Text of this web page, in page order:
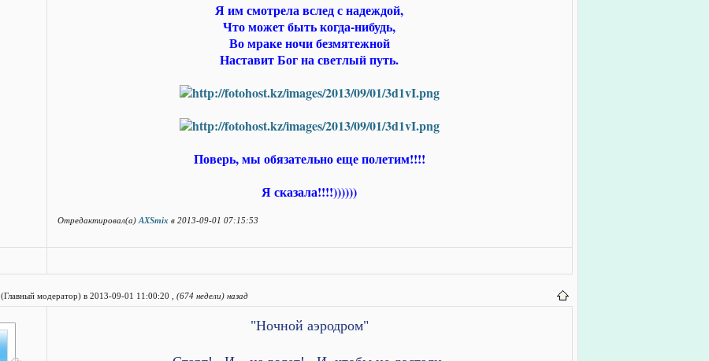
Я им смотрела вслед с надеждой,
Что может быть когда-нибудь,
Во мраке ночи безмятежной
Наставит Бог на светлый путь.
Поверь, мы обязательно еще полетим!!!!
Я сказала!!!!))))))
Отредактировал(а)AXSmix в 2013-09-01 07:15:53
(Главный модератор) в 2013-09-01 11:00:20 , (674 недели) назад
"Ночной аэродром"